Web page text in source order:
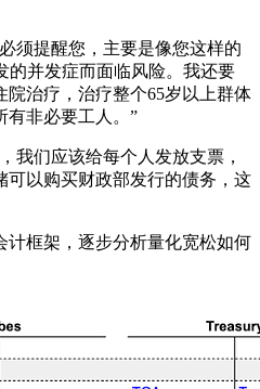
须提醒您，主要是像您这样的
的并发症而面临风险。我还要
治疗，治疗整个65岁以上群体
有非必要工人。”
我们应该给每个人发放支票，
可以购买财政部发行的债务，这
计框架，逐步分析量化宽松如何